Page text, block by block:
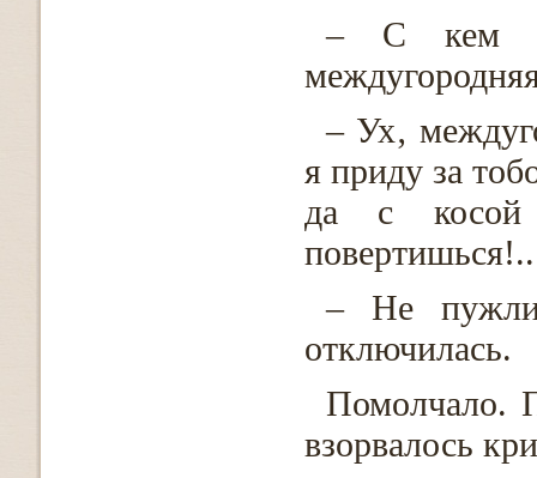
– С кем
– Ух‚
я приду за
да с
повертишься!..
– Не
отключилась.
Помолчало.
взорвалось